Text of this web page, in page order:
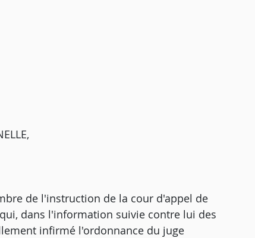
de l'instruction de la cour d'appel de
dans l'information suivie contre lui des
infirmé l'ordonnance du juge